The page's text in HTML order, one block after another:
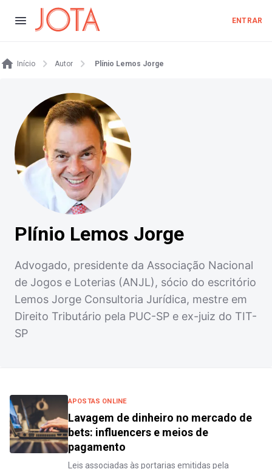
ENTRAR
Início Autor Plínio Lemos Jorge
Plínio Lemos Jorge
Advogado, presidente da Associação Nacional
de Jogos e Loterias (ANJL), sócio do escritório
Lemos Jorge Consultoria Jurídica, mestre em
Direito Tributário pela PUC-SP e ex-juiz do TIT-
SP
APOSTAS ONLINE
Lavagem de dinheiro no mercado de
bets: influencers e meios de
pagamento
Leis associadas às portarias emitidas pela